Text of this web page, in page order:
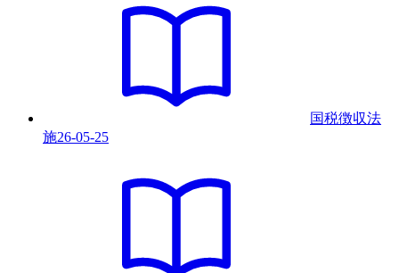
国税徴収法
施26-05-25